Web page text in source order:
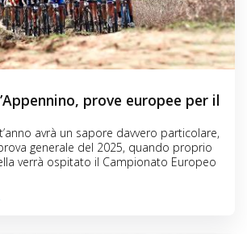
prove europee per il
avrà un sapore davvero particolare,
generale del 2025, quando proprio
verrà ospitato il Campionato Europeo